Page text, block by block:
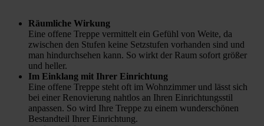
Räumliche Wirkung
Eine offene Treppe vermittelt ein Gefühl von Weite, da
zwischen den Stufen keine Setzstufen vorhanden sind und
man hindurchsehen kann. So wirkt der Raum sofort größer
und heller.
Im Einklang mit Ihrer Einrichtung
Eine offene Treppe steht oft im Wohnzimmer und lässt sich
bei einer Renovierung nahtlos an Ihren Einrichtungsstil
anpassen. So wird Ihre Treppe zu einem wunderschönen
Bestandteil Ihrer Einrichtung.